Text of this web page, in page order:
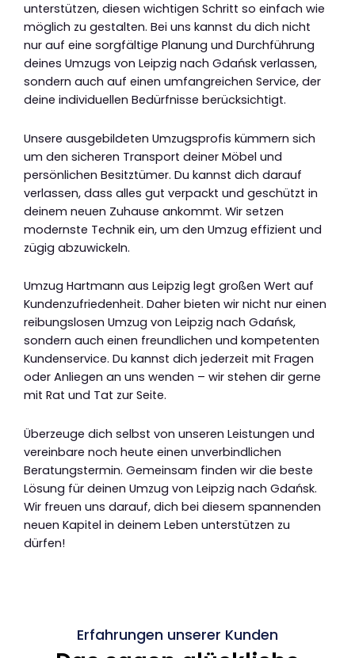
unterstützen, diesen wichtigen Schritt so einfach wie
möglich zu gestalten. Bei uns kannst du dich nicht
nur auf eine sorgfältige Planung und Durchführung
deines Umzugs von Leipzig nach Gdańsk verlassen,
sondern auch auf einen umfangreichen Service, der
deine individuellen Bedürfnisse berücksichtigt.
Unsere ausgebildeten Umzugsprofis kümmern sich
um den sicheren Transport deiner Möbel und
persönlichen Besitztümer. Du kannst dich darauf
verlassen, dass alles gut verpackt und geschützt in
deinem neuen Zuhause ankommt. Wir setzen
modernste Technik ein, um den Umzug effizient und
zügig abzuwickeln.
Umzug Hartmann aus Leipzig legt großen Wert auf
Kundenzufriedenheit. Daher bieten wir nicht nur einen
reibungslosen Umzug von Leipzig nach Gdańsk,
sondern auch einen freundlichen und kompetenten
Kundenservice. Du kannst dich jederzeit mit Fragen
oder Anliegen an uns wenden – wir stehen dir gerne
mit Rat und Tat zur Seite.
Überzeuge dich selbst von unseren Leistungen und
vereinbare noch heute einen unverbindlichen
Beratungstermin. Gemeinsam finden wir die beste
Lösung für deinen Umzug von Leipzig nach Gdańsk.
Wir freuen uns darauf, dich bei diesem spannenden
neuen Kapitel in deinem Leben unterstützen zu
dürfen!
Erfahrungen unserer Kunden